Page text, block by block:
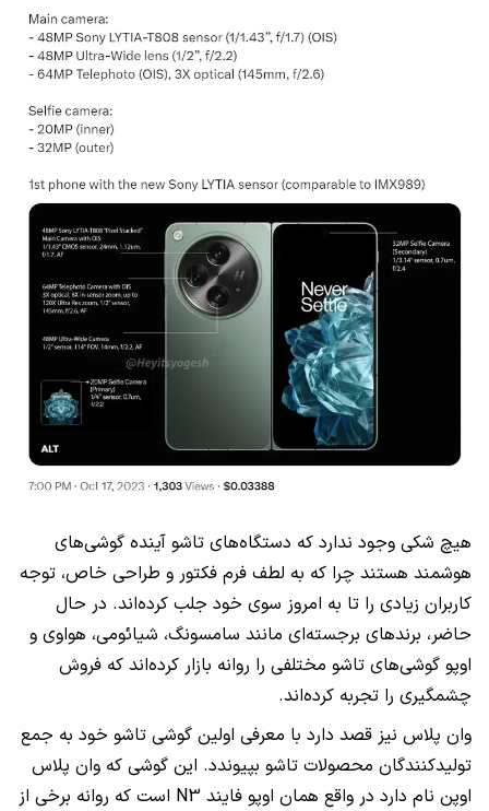
هیچ شکی وجود ندارد که دستگاه‌های تاشو آینده گوشی‌های
هوشمند هستند چرا که به لطف فرم فکتور و طراحی خاص، توجه
کاربران زیادی را تا به امروز سوی خود جلب کرده‌اند. در حال
حاضر، برندهای برجسته‌ای مانند سامسونگ، شیائومی، هواوی و
اوپو گوشی‌های تاشو مختلفی را روانه بازار کرده‌اند که فروش
چشمگیری را تجربه کرده‌اند.
وان پلاس نیز قصد دارد با معرفی اولین گوشی تاشو خود به جمع
تولیدکنندگان محصولات تاشو بپیوندد. این گوشی که وان پلاس
اوپن نام دارد در واقع همان اوپو فایند N3 است که روانه برخی از